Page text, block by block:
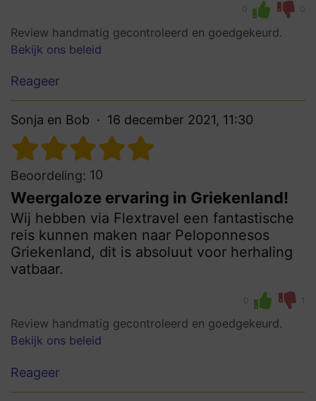
0 0
Review handmatig gecontroleerd en goedgekeurd.
Bekijk ons beleid
Reageer
Sonja en Bob 16 december 2021, 11:30
Beoordeling: 10
Weergaloze ervaring in Griekenland!
Wij hebben via Flextravel een fantastische
reis kunnen maken naar Peloponnesos
Griekenland, dit is absoluut voor herhaling
vatbaar.
0 1
Review handmatig gecontroleerd en goedgekeurd.
Bekijk ons beleid
Reageer